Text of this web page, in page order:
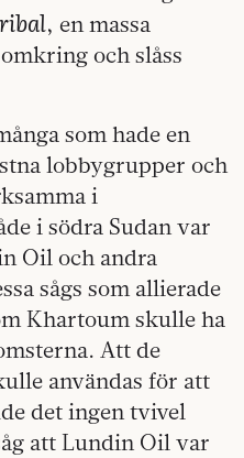
, en massa
och slåss
som hade en
lobbygrupper och
i
i södra Sudan var
Oil och andra
sågs som allierade
Khartoum skulle ha
Att de
användas för att
det ingen tvivel
att Lundin Oil var